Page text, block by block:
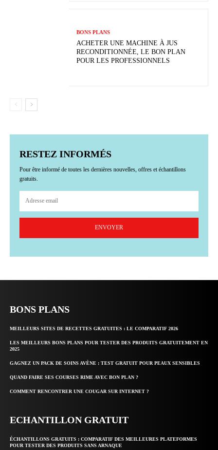
BONS PLANS
ACHETER UNE MACHINE À JUS
RECONDITIONNÉE, LE BON PLAN
POUR LES PROFESSIONNELS
RESTEZ INFORMÉS
Pour être informé de toutes les dernières nouvelles, offres et échantillons
gratuits.
ENVOYER
BONS PLANS
MEILLEURS SITES DE RECETTES GRATUITES : LE COMPARATIF 2026
LES MEILLEURS BONS PLANS POUR TESTER DES PRODUITS GRATUITEMENT EN
2025
GAGNEZ UN PACK DE SOINS AVÈNE : TEST GRATUIT POUR PEAUX SENSIBLES
QUAND FAIRE SES COURSES RIME AVEC BON PLAN ?
COMMENT RENCONTRER UNE COUGAR SUR INTERNET ?
ECHANTILLON GRATUIT
ÉCHANTILLONS GRATUITS : COMPARATIF DES MEILLEURES PLATEFORMES
POUR TESTER DES PRODUITS SANS ARNAQUE